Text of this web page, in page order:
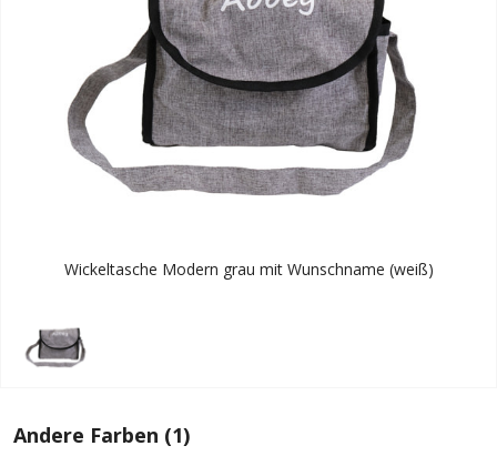
Wickeltasche Modern grau mit Wunschname (weiß)
Andere Farben (1)